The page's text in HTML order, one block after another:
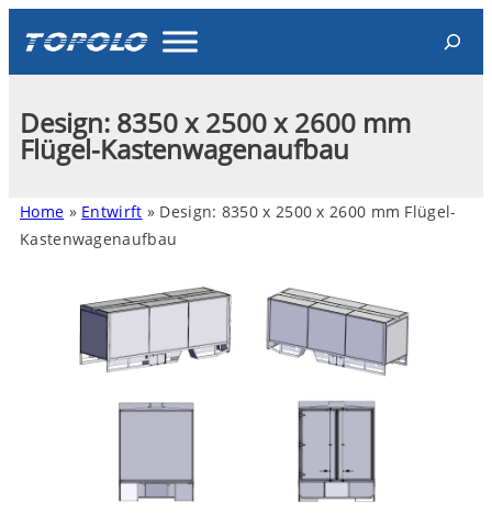
Search
Design: 8350 x 2500 x 2600 mm
Flügel-Kastenwagenaufbau
Home » Entwirft » Design: 8350 x 2500 x 2600 mm Flügel-
Kastenwagenaufbau